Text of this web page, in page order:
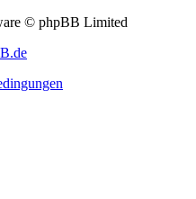
© phpBB Limited